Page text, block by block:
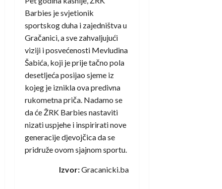
Barbies je svjetionik
sportskog duha i zajedništva u
Gračanici, a sve zahvaljujući
viziji i posvećenosti Mevludina
Šabića, koji je prije tačno pola
desetljeća posijao sjeme iz
kojeg je iznikla ova predivna
rukometna priča. Nadamo se
da će ŽRK Barbies nastaviti
nizati uspjehe i inspirirati nove
generacije djevojčica da se
pridruže ovom sjajnom sportu.
Izvor:Gracanicki.ba